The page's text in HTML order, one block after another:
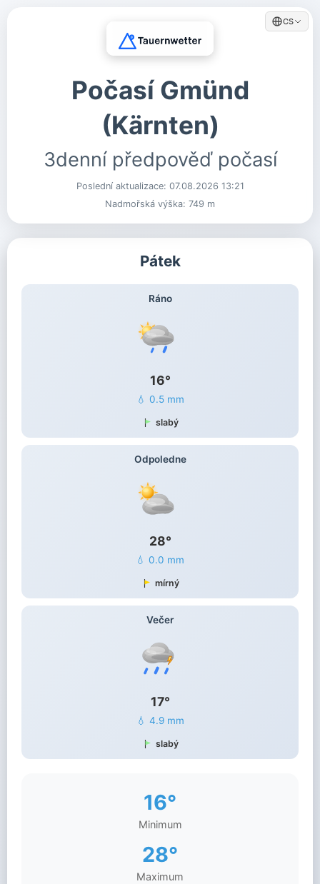
CS
Počasí Gmünd
(Kärnten)
3denní předpověď počasí
Poslední aktualizace: 07.08.2026 13:21
Nadmořská výška: 749 m
Pátek
Ráno
16°
💧 0.5 mm
slabý
Odpoledne
28°
💧 0.0 mm
mírný
Večer
17°
💧 4.9 mm
slabý
16°
Minimum
28°
Maximum